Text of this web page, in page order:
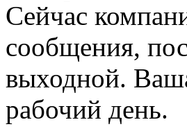
Сейчас
сообщения,
выходной.
рабочий день.